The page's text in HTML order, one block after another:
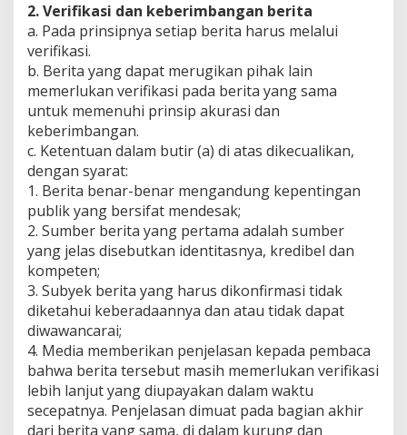
2. Verifikasi dan keberimbangan berita
a. Pada prinsipnya setiap berita harus melalui
verifikasi.
b. Berita yang dapat merugikan pihak lain
memerlukan verifikasi pada berita yang sama
untuk memenuhi prinsip akurasi dan
keberimbangan.
c. Ketentuan dalam butir (a) di atas dikecualikan,
dengan syarat:
1. Berita benar-benar mengandung kepentingan
publik yang bersifat mendesak;
2. Sumber berita yang pertama adalah sumber
yang jelas disebutkan identitasnya, kredibel dan
kompeten;
3. Subyek berita yang harus dikonfirmasi tidak
diketahui keberadaannya dan atau tidak dapat
diwawancarai;
4. Media memberikan penjelasan kepada pembaca
bahwa berita tersebut masih memerlukan verifikasi
lebih lanjut yang diupayakan dalam waktu
secepatnya. Penjelasan dimuat pada bagian akhir
dari berita yang sama, di dalam kurung dan